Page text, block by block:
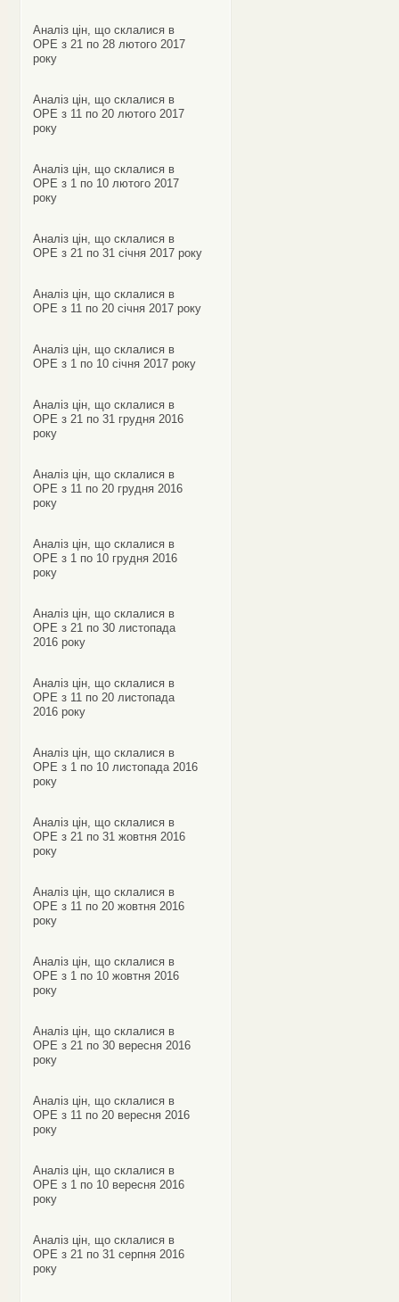
Аналіз цін, що склалися в
ОРЕ з 21 по 28 лютого 2017
року
Аналіз цін, що склалися в
ОРЕ з 11 по 20 лютого 2017
року
Аналіз цін, що склалися в
ОРЕ з 1 по 10 лютого 2017
року
Аналіз цін, що склалися в
ОРЕ з 21 по 31 січня 2017 року
Аналіз цін, що склалися в
ОРЕ з 11 по 20 січня 2017 року
Аналіз цін, що склалися в
ОРЕ з 1 по 10 січня 2017 року
Аналіз цін, що склалися в
ОРЕ з 21 по 31 грудня 2016
року
Аналіз цін, що склалися в
ОРЕ з 11 по 20 грудня 2016
року
Аналіз цін, що склалися в
ОРЕ з 1 по 10 грудня 2016
року
Аналіз цін, що склалися в
ОРЕ з 21 по 30 листопада
2016 року
Аналіз цін, що склалися в
ОРЕ з 11 по 20 листопада
2016 року
Аналіз цін, що склалися в
ОРЕ з 1 по 10 листопада 2016
року
Аналіз цін, що склалися в
ОРЕ з 21 по 31 жовтня 2016
року
Аналіз цін, що склалися в
ОРЕ з 11 по 20 жовтня 2016
року
Аналіз цін, що склалися в
ОРЕ з 1 по 10 жовтня 2016
року
Аналіз цін, що склалися в
ОРЕ з 21 по 30 вересня 2016
року
Аналіз цін, що склалися в
ОРЕ з 11 по 20 вересня 2016
року
Аналіз цін, що склалися в
ОРЕ з 1 по 10 вересня 2016
року
Аналіз цін, що склалися в
ОРЕ з 21 по 31 серпня 2016
року